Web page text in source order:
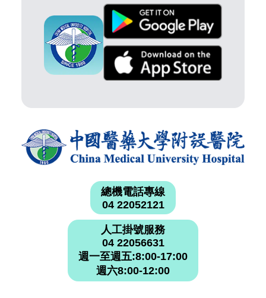
總機電話專線
04 22052121
人工掛號服務
04 22056631
週一至週五:8:00-17:00
週六8:00-12:00